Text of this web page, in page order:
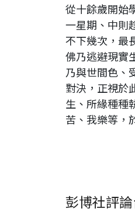
從十餘歲開始
一星期、中則
不下幾次，最
佛乃逃避現實
乃與世間色、
對決，正視於
生、所緣種種
苦、我樂等，
彭博社評